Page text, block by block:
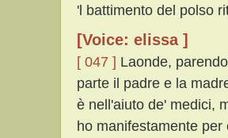
'l battimento del polso
[Voice: elissa ]
[ 047 ] Laonde,
parte il padre e la
è nell'aiuto de' medici,
ho manifestamente